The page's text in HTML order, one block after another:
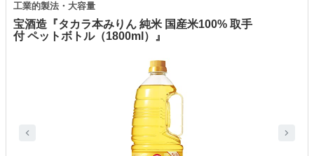
宝酒造『タカラ本みりん 純米 国産米100% 取手
付 ペットボトル（1800ml）』
工業的製法・大容量